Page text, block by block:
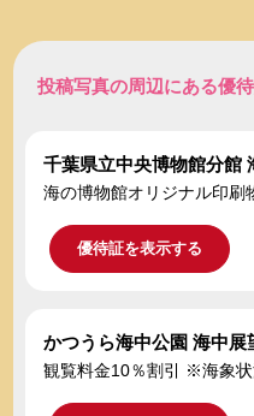
投稿写真の周辺にある優
千葉県立中央博物館分館
海の博物館オリジナル印刷
優待証を表示する
かつうら海中公園 海中展
観覧料金10％割引 ※海象